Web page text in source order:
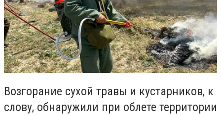
Возгорание сухой травы и кустарников, к
слову, обнаружили при облете территории